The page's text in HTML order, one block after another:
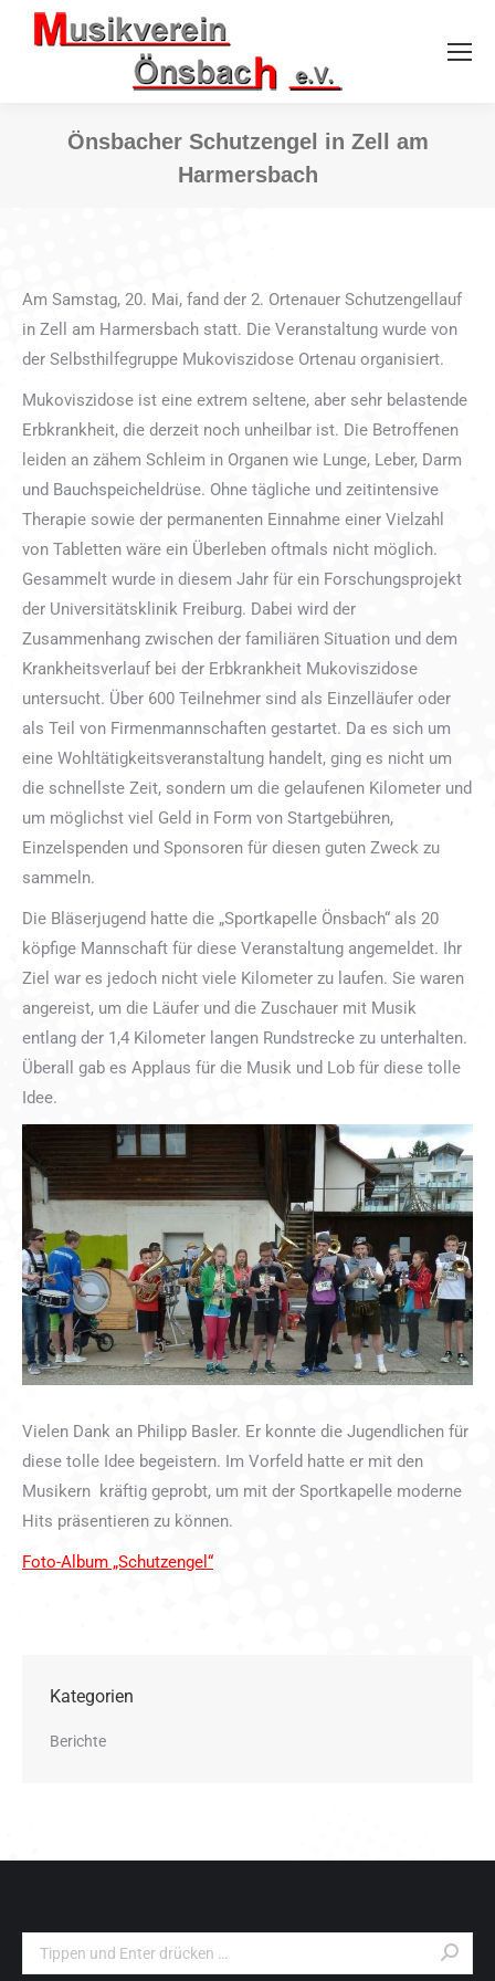
Önsbacher Schutzengel in Zell am
Harmersbach
Am Samstag, 20. Mai, fand der 2. Ortenauer Schutzengellauf
in Zell am Harmersbach statt. Die Veranstaltung wurde von
der Selbsthilfegruppe Mukoviszidose Ortenau organisiert.
Mukoviszidose ist eine extrem seltene, aber sehr belastende
Erbkrankheit, die derzeit noch unheilbar ist. Die Betroffenen
leiden an zähem Schleim in Organen wie Lunge, Leber, Darm
und Bauchspeicheldrüse. Ohne tägliche und zeitintensive
Therapie sowie der permanenten Einnahme einer Vielzahl
von Tabletten wäre ein Überleben oftmals nicht möglich.
Gesammelt wurde in diesem Jahr für ein Forschungsprojekt
der Universitätsklinik Freiburg. Dabei wird der
Zusammenhang zwischen der familiären Situation und dem
Krankheitsverlauf bei der Erbkrankheit Mukoviszidose
untersucht. Über 600 Teilnehmer sind als Einzelläufer oder
als Teil von Firmenmannschaften gestartet. Da es sich um
eine Wohltätigkeitsveranstaltung handelt, ging es nicht um
die schnellste Zeit, sondern um die gelaufenen Kilometer und
um möglichst viel Geld in Form von Startgebühren,
Einzelspenden und Sponsoren für diesen guten Zweck zu
sammeln.
Die Bläserjugend hatte die „Sportkapelle Önsbach“ als 20
köpfige Mannschaft für diese Veranstaltung angemeldet. Ihr
Ziel war es jedoch nicht viele Kilometer zu laufen. Sie waren
angereist, um die Läufer und die Zuschauer mit Musik
entlang der 1,4 Kilometer langen Rundstrecke zu unterhalten.
Überall gab es Applaus für die Musik und Lob für diese tolle
Idee.
Vielen Dank an Philipp Basler. Er konnte die Jugendlichen für
diese tolle Idee begeistern. Im Vorfeld hatte er mit den
Musikern kräftig geprobt, um mit der Sportkapelle moderne
Hits präsentieren zu können.
Foto-Album „Schutzengel“
Kategorien
Berichte
Search: